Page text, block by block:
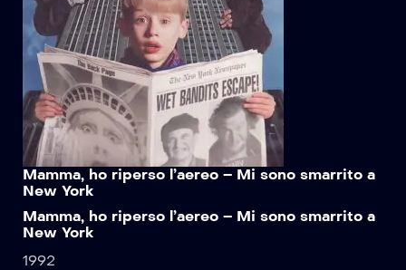
Mamma, ho riperso l’aereo – Mi sono smarrito a
New York
Mamma, ho riperso l’aereo – Mi sono smarrito a
New York
1992